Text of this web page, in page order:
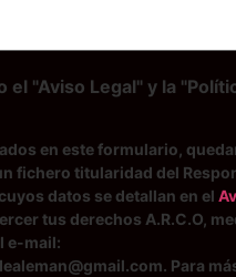
el "Aviso Legal" y la
en este formulario,
fichero titularidad del
datos se detallan en el
tus derechos A.R.C.O,
e-mail:
Para